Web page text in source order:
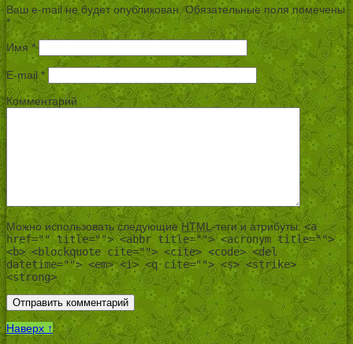
Ваш e-mail не будет опубликован.Обязательные поля помечены
*
Имя*
E-mail *
Комментарий
Можно использовать следующие HTML-теги и атрибуты:<a
href="" title=""> <abbr title=""> <acronym title="">
<b> <blockquote cite=""> <cite> <code> <del
datetime=""> <em> <i> <q cite=""> <s> <strike>
<strong>
Наверх ↑